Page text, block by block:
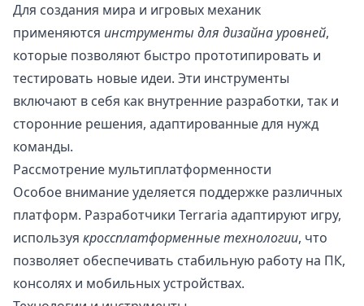
Для создания мира и игровых механик
применяются инструменты для дизайна уровней,
которые позволяют быстро прототипировать и
тестировать новые идеи. Эти инструменты
включают в себя как внутренние разработки, так и
сторонние решения, адаптированные для нужд
команды.
Рассмотрение мультиплатформенности
Особое внимание уделяется поддержке различных
платформ. Разработчики Terraria адаптируют игру,
используя кроссплатформенные технологии, что
позволяет обеспечивать стабильную работу на ПК,
консолях и мобильных устройствах.